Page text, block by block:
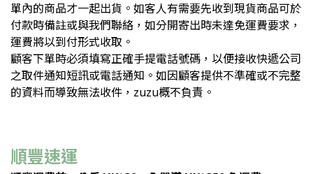
單內的商品才一起出貨。如客人有需要先收到現貨商品可於
付款時備註或與我們聯絡，如分開寄出時未達免運費要求，
運費將以到付形式收取。
顧客下單時必須填寫正確手提電話號碼，以便接收快遞公司
之取件通知短訊或電話通知。如因顧客提供不準確或不完整
的資料而導致無法收件，zuzu概不負責。
順豐速運